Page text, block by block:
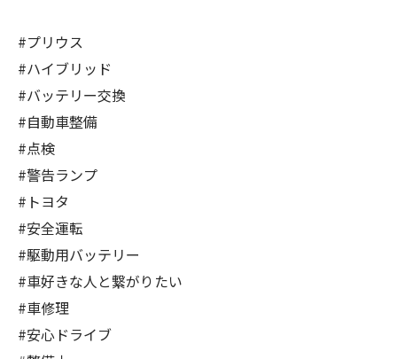
#プリウス
#ハイブリッド
#バッテリー交換
#自動車整備
#点検
#警告ランプ
#トヨタ
#安全運転
#駆動用バッテリー
#車好きな人と繋がりたい
#車修理
#安心ドライブ